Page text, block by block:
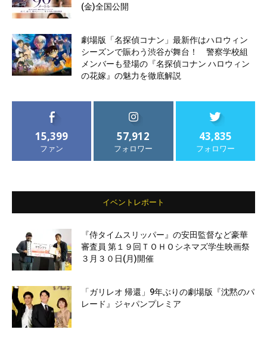
(金)全国公開
劇場版「名探偵コナン」最新作はハロウィン
シーズンで賑わう渋谷が舞台！ 警察学校組
メンバーも登場の『名探偵コナン ハロウィン
の花嫁』の魅力を徹底解説
15,399
ファン
57,912
フォロワー
43,835
フォロワー
イベントレポート
『侍タイムスリッパー』の安田監督など豪華
審査員 第１９回ＴＯＨＯシネマズ学生映画祭
３月３０日(月)開催
「ガリレオ 帰還」9年ぶりの劇場版『沈黙のパ
レード』ジャパンプレミア